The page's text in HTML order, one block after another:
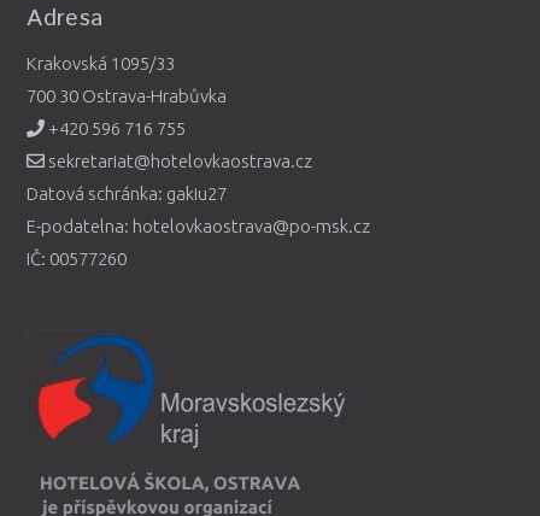
Adresa
Krakovská 1095/33
700 30 Ostrava-Hrabůvka
+420 596 716 755
sekretariat@hotelovkaostrava.cz
Datová schránka: gakiu27
E-podatelna: hotelovkaostrava@po-msk.cz
IČ: 00577260